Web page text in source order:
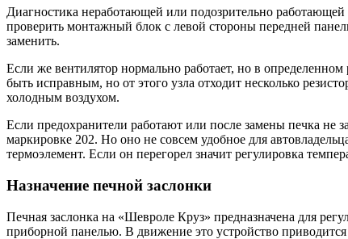
Диагностика неработающей или подозрительно
проверить монтажный блок с левой стороны передней
заменить.
Если же вентилятор нормально работает, но в
быть исправным, но от этого узла отходит несколько
холодным воздухом.
Если предохранители работают или после замены печка не
маркировке 202. Но оно не совсем удобное для
термоэлемент. Если он перегорел значит регулировка
Назначение печной заслонки
Печная заслонка на «Шевроле Круз» предназначена для
приборной панелью. В движение это устройство